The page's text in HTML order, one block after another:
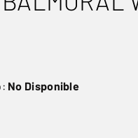
No Disponible